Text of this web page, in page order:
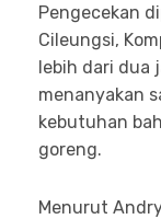
Pengecekan
Cileungsi,
lebih dari dua
menanyakan
kebutuhan
goreng.
Menurut